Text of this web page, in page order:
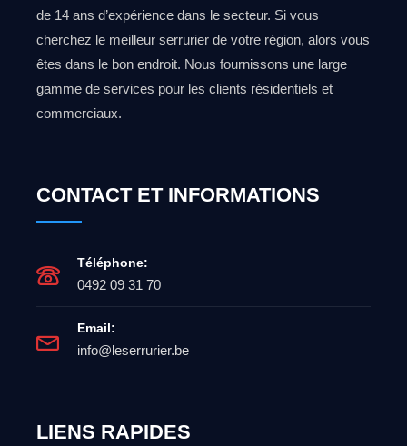
de 14 ans d’expérience dans le secteur. Si vous
cherchez le meilleur serrurier de votre région, alors vous
êtes dans le bon endroit. Nous fournissons une large
gamme de services pour les clients résidentiels et
commerciaux.
CONTACT ET INFORMATIONS
Téléphone:
0492 09 31 70
Email:
info@leserrurier.be
LIENS RAPIDES